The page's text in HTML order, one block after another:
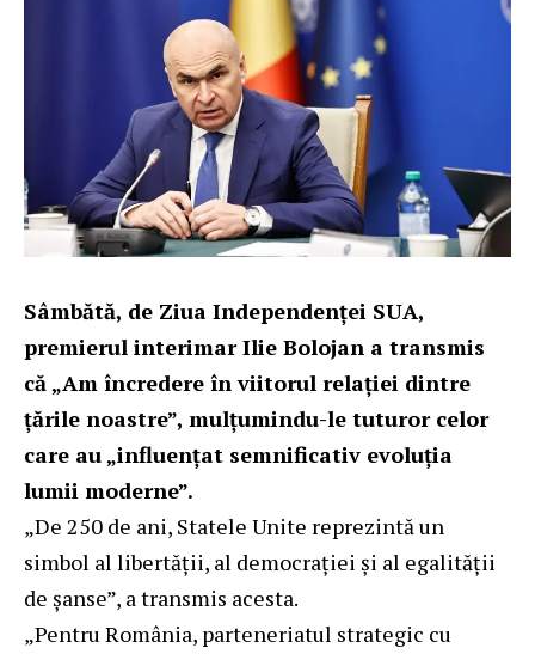
Sâmbătă, de Ziua Independenței SUA,
premierul interimar Ilie Bolojan a transmis
că „Am încredere în viitorul relației dintre
țările noastre”, mulțumindu-le tuturor celor
care au „influențat semnificativ evoluția
lumii moderne”.
„De 250 de ani, Statele Unite reprezintă un
simbol al libertății, al democrației și al egalității
de șanse”, a transmis acesta.
„Pentru România, parteneriatul strategic cu